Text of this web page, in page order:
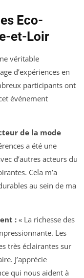
Eco-
et-Loir
véritable
d’expériences en
participants ont
événement
de la mode
a été une
d’autres acteurs du
Cela m’a
au sein de ma
: « La richesse des
Les
très éclairantes sur
J’apprécie
qui nous aident à